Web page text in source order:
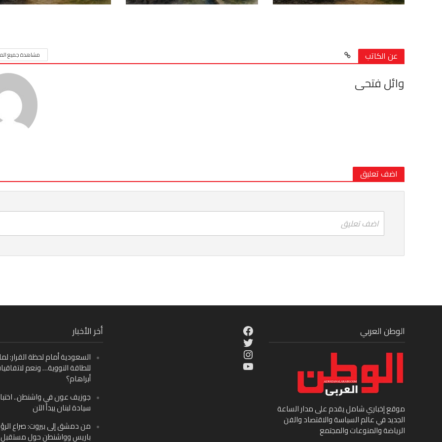
عن الكاتب مشاهدة جميع
وائل فتحى
اضف تعليق
اضف تعليق
أخر الأخبار
السعودية أمام لحظة القرار:
للطاقة النووية… ونعم
أبراهام؟
جوزيف عون في واشنطن..
سيادة لبنان يبدأ الآن
من دمشق إلى بيروت: صراع
باريس وواشنطن حول مستقبل
Facebook
Twitter
Instagram
YouTube
الوطن العربي
موقع إخباري شامل يقدم على مدار الساعة
الجديد في عالم السياسة والاقتصاد والفن
الرياضة والمنوعات والمجتمع